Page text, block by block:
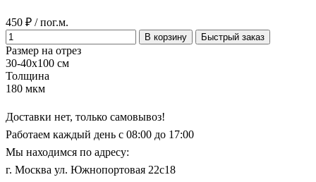
450 ₽ / пог.м.
В корзину Быстрый заказ
Размер на отрез
30-40x100 см
Толщина
180 мкм
Доставки нет, только самовывоз!
Работаем каждый день с 08:00 до 17:00
Мы находимся по адресу:
г. Москва ул. Южнопортовая 22с18